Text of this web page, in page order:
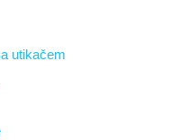
utikačem